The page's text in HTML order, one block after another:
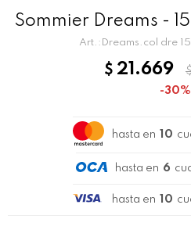
Sommier Dreams -
Dreams.col dre
$ 21.669
30
hasta en 10
hasta en 6
hasta en 10